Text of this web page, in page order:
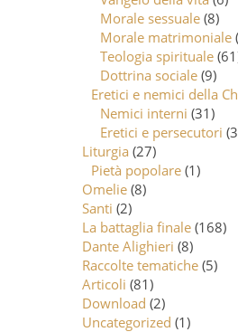
Morale sessuale (8)
Morale matrimoniale
Teologia spirituale
Dottrina sociale (9)
Eretici e nemici della
Nemici interni (31)
Eretici e persecutori
Liturgia (27)
Pietà popolare (1)
Omelie (8)
Santi (2)
La battaglia finale (168)
Dante Alighieri (8)
Raccolte tematiche (5)
Articoli (81)
Download (2)
Uncategorized (1)